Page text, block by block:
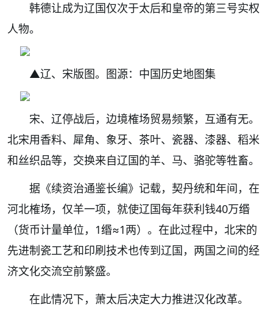
韩德让成为辽国仅次于太后和皇帝的第三号实权
人物。
▲辽、宋版图。图源：中国历史地图集
宋、辽停战后，边境榷场贸易频繁，互通有无。
北宋用香料、犀角、象牙、茶叶、瓷器、漆器、稻米
和丝织品等，交换来自辽国的羊、马、骆驼等牲畜。
据《续资治通鉴长编》记载，契丹统和年间，在
河北榷场，仅羊一项，就使辽国每年获利钱40万缗
（货币计量单位，1缗≈1两）。在此过程中，北宋的
先进制瓷工艺和印刷技术也传到辽国，两国之间的经
济文化交流空前繁盛。
在此情况下，萧太后决定大力推进汉化改革。